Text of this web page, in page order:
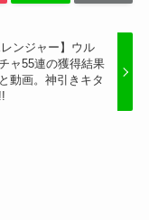
レンジャー】ウル
ャ55連の獲得結果
動画。神引きキタ